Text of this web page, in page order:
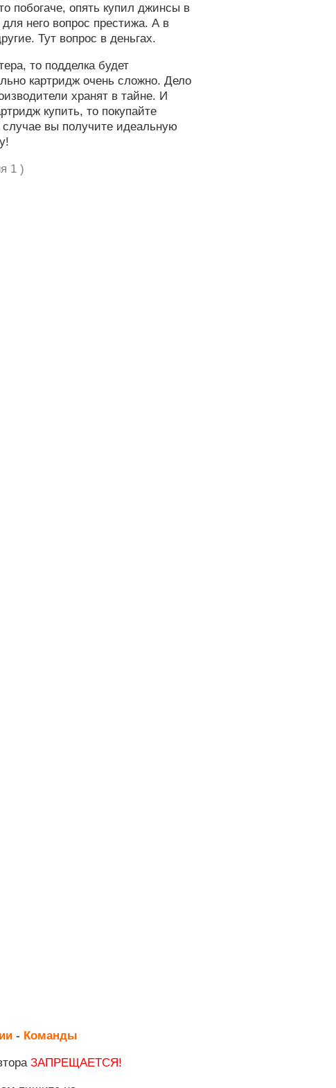
побогаче, опять купил джинсы в
него вопрос престижа. А в
Тут вопрос в деньгах.
то подделка будет
картридж очень сложно. Дело
хранят в тайне. И
купить, то покупайте
вы получите идеальную
1 )
- Команды
ЗАПРЕЩАЕТСЯ!